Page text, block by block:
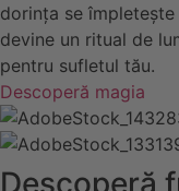
dorința se
devine un ritual de
pentru sufletul tău.
Descoperă magia
Descoperă